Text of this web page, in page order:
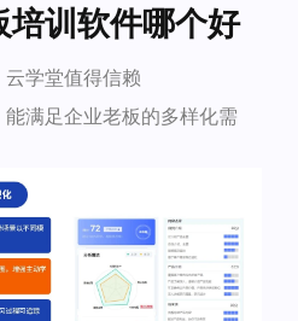
训软件哪个好
学堂值得信赖
满足企业老板的多样化需